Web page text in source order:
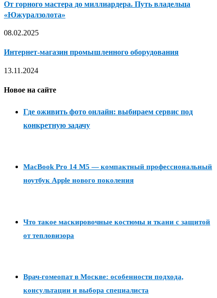
От горного мастера до миллиардера. Путь владельца
«Южуралзолота»
08.02.2025
Интернет-магазин промышленного оборудования
13.11.2024
Новое на сайте
Где оживить фото онлайн: выбираем сервис под
конкретную задачу
MacBook Pro 14 M5 — компактный профессиональный
ноутбук Apple нового поколения
Что такое маскировочные костюмы и ткани с защитой
от тепловизора
Врач-гомеопат в Москве: особенности подхода,
консультации и выбора специалиста